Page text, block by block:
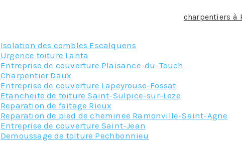
charpentiers à
Isolation des combles Escalquens
Urgence toiture Lanta
Entreprise de couverture Plaisance-du-Touch
Charpentier Daux
Entreprise de couverture Lapeyrouse-Fossat
Etancheite de toiture Saint-Sulpice-sur-Leze
Reparation de faitage Rieux
Reparation de pied de cheminee Ramonville-Saint-Agne
Entreprise de couverture Saint-Jean
Demoussage de toiture Pechbonnieu